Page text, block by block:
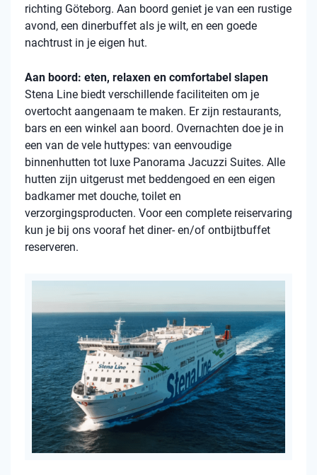
richting Göteborg. Aan boord geniet je van een rustige
avond, een dinerbuffet als je wilt, en een goede
nachtrust in je eigen hut.
Aan boord: eten, relaxen en comfortabel slapen
Stena Line biedt verschillende faciliteiten om je
overtocht aangenaam te maken. Er zijn restaurants,
bars en een winkel aan boord. Overnachten doe je in
een van de vele huttypes: van eenvoudige
binnenhutten tot luxe Panorama Jacuzzi Suites. Alle
hutten zijn uitgerust met beddengoed en een eigen
badkamer met douche, toilet en
verzorgingsproducten. Voor een complete reiservaring
kun je bij ons vooraf het diner- en/of ontbijtbuffet
reserveren.